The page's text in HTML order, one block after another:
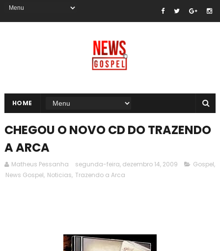
HOME
CHEGOU O NOVO CD DO TRAZENDO
A ARCA
Matheus Pessanha segunda-feira, dezembro 14, 2009 Gospel,
News Gospel, Noticias, Trazendo a Arca